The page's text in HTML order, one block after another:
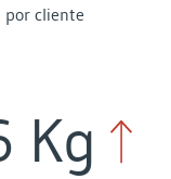
por cliente
Kg